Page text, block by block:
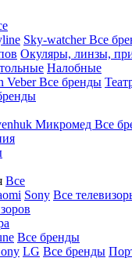
Sky-watcherВсе
Окуляры, линзы,
Налобные
VeberВсе бренды
Микромед Все
Все
Sony Все
Все бренды
LG Все бренды